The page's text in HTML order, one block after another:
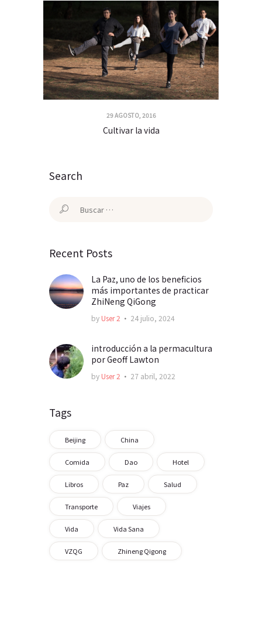
29 AGOSTO, 2016
Cultivar la vida
Search
Buscar:
Recent Posts
La Paz, uno de los beneficios
más importantes de practicar
ZhiNeng QiGong
by User 2 24 julio, 2024
introducción a la permacultura
por Geoff Lawton
by User 2 27 abril, 2022
Tags
Beijing China
Comida Dao Hotel
Libros Paz Salud
Transporte Viajes
Vida Vida Sana
VZQG Zhineng Qigong